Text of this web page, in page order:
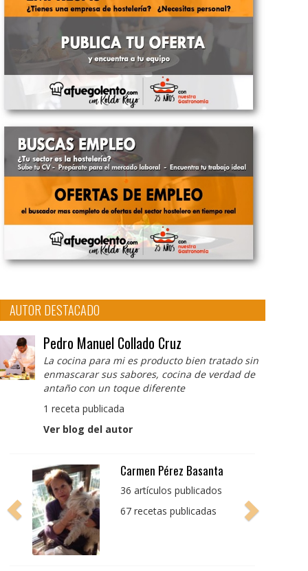
AUTOR DESTACADO
Pedro Manuel Collado Cruz
La cocina para mi es producto bien tratado sin
enmascarar sus sabores, cocina de verdad de
antaño con un toque diferente
1 receta publicada
Ver blog del autor
Pedro Manuel Collado
Cruz
producto bien tratado